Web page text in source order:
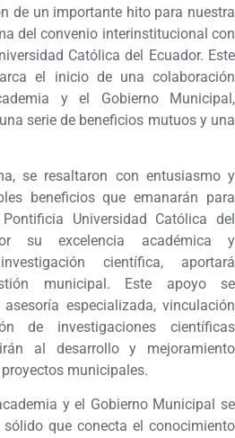
de un importante hito para nuestra
del convenio interinstitucional con
Católica del Ecuador. Este
el inicio de una colaboración
y el Gobierno Municipal,
serie de beneficios mutuos y una
se resaltaron con entusiasmo y
beneficios que emanarán para
Universidad Católica del
su excelencia académica y
científica, aportará
municipal. Este apoyo se
especializada, vinculación
de investigaciones científicas
al desarrollo y mejoramiento
municipales.
y el Gobierno Municipal se
que conecta el conocimiento